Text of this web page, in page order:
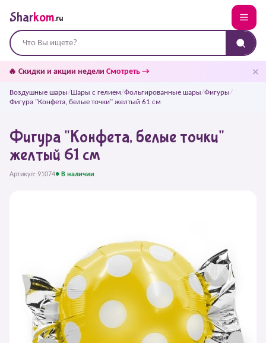
Sharkom.ru
🔥 Скидки и акции недели Смотреть → ✕
Воздушные шары/Шары с гелием/Фольгированные шары/Фигуры/
Фигура "Конфета, белые точки" желтый 61 см
Фигура "Конфета, белые точки"
желтый 61 см
Артикул: 91074● В наличии